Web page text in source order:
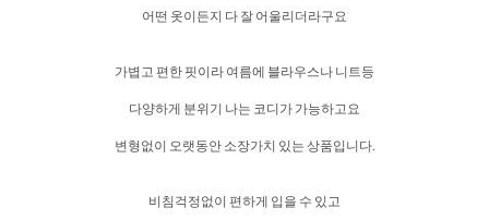
어떤 옷이든지 다 잘 어울리더라구요
가볍고 편한 핏이라 여름에 블라우스나 니트등
다양하게 분위기 나는 코디가 가능하고요
변형없이 오랫동안 소장가치 있는 상품입니다.
비침걱정없이 편하게 입을 수 있고